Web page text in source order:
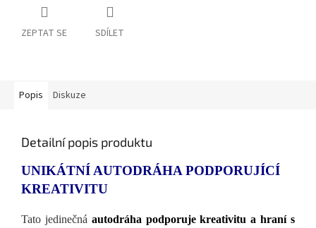
ZEPTAT SE SDÍLET
Popis Diskuze
Detailní popis produktu
UNIKÁTNÍ AUTODRÁHA PODPORUJÍCÍ
KREATIVITU
Tato jedinečná autodráha podporuje kreativitu a hraní s